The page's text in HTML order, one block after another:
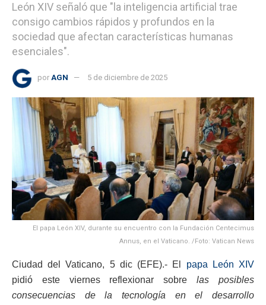
León XIV señaló que "la inteligencia artificial trae
consigo cambios rápidos y profundos en la
sociedad que afectan características humanas
esenciales".
por AGN 5 de diciembre de 2025
El papa León XIV, durante su encuentro con la Fundación Centecimus
Annus, en el Vaticano. /Foto: Vatican News
Ciudad del Vaticano, 5 dic (EFE).- El papa León XIV
pidió este viernes reflexionar sobrelas posibles
consecuencias de la tecnología en el desarrollo